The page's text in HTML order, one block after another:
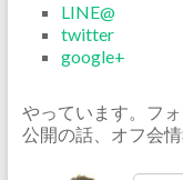
LINE@
twitter
google+
やっています。フ
公開の話、オフ会